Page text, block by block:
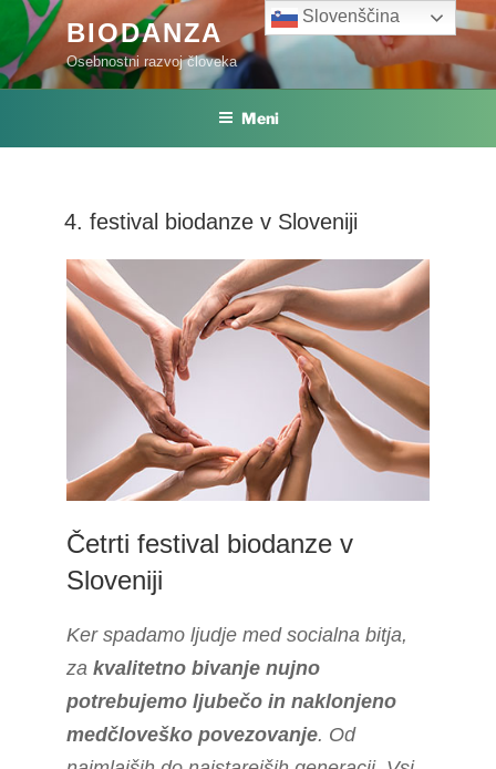
Skoči
vsebino
BIODANZA
Osebnostni razvoj človeka
Meni
4. festival biodanze v Sloveniji
Četrti festival biodanze v
Sloveniji
Ker spadamo ljudje med socialna bitja,
za kvalitetno bivanje nujno
potrebujemo ljubečo in naklonjeno
medčloveško povezovanje. Od
Slovenščina